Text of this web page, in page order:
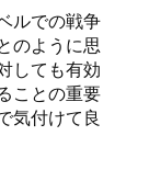
ルでの戦争
のように思
しても有効
ことの重要
気付けて良